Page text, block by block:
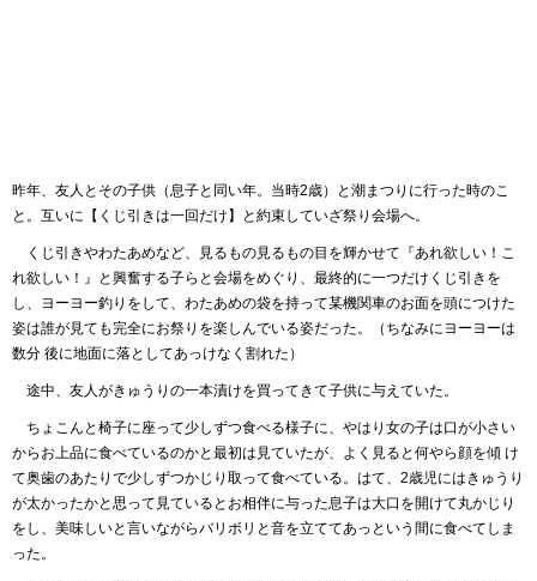
昨年、友人とその子供（息子と同い年。当時2歳）と潮まつりに行った時のこ
と。互いに【くじ引きは一回だけ】と約束していざ祭り会場へ。
くじ引きやわたあめなど、見るもの見るもの目を輝かせて『あれ欲しい！こ
れ欲しい！』と興奮する子らと会場をめぐり、最終的に一つだけくじ引きを
し、ヨーヨー釣りをして、わたあめの袋を持って某機関車のお面を頭につけた
姿は誰が見ても完全にお祭りを楽しんでいる姿だった。（ちなみにヨーヨーは
数分 後に地面に落としてあっけなく割れた）
途中、友人がきゅうりの一本漬けを買ってきて子供に与えていた。
ちょこんと椅子に座って少しずつ食べる様子に、やはり女の子は口が小さい
からお上品に食べているのかと最初は見ていたが、よく見ると何やら顔を傾 け
て奥歯のあたりで少しずつかじり取って食べている。はて、2歳児にはきゅうり
が太かったかと思って見ているとお相伴に与った息子は大口を開けて丸かじり
をし、美味しいと言いながらバリボリと音を立ててあっという間に食べてしま
った。